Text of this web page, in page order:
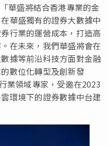
華盛將結合香港專業的金
華盛獨有的證券大數據中
行業的運營成本，打造高
在未來，我們華盛將會在
據等前沿科技方面對金融
數位化轉型及創新發
業領域專家，受邀在2023
環境下的證券數據中台建